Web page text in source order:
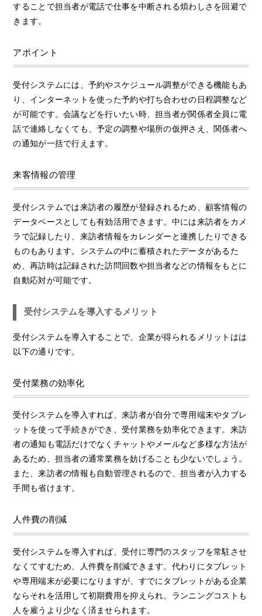
することで担当者が電話で仕事を中断される煩わしさを回避で
きます。
アポイント
受付システムには、予約やスケジュール調整ができる機能もあ
り、インターネットを使った予約や打ち合わせの日程調整など
が可能です。会議などを行いたい時、担当者が関係者全員に電
話で連絡しなくても、予定の調整や場所の仮押さえ、関係者へ
の通知が一括で行えます。
来客情報の管理
受付システムでは来訪者の履歴が登録されるため、顧客情報の
データベースとしても有効活用できます。中には来訪者をカメ
ラで記録したり、来訪者情報をカレンダーと連携したりできる
ものもあります。システムの中に蓄積されたデータがあるた
め、再訪時は記録された訪問回数や担当者などの情報をもとに
自動応対が可能です。
受付システムを導入するメリット
受付システムを導入することで、企業が得られるメリットはは
以下の通りです。
受付業務の効率化
受付システムを導入すれば、来訪者が自分で専用端末やタブレ
ットを使って手続きができ、受付業務を効率化できます。来訪
者の通知も電話だけでなくチャットやメールなど多様な方法が
あるため、担当者の通常業務を妨げることも少ないでしょう。
また、来訪者の情報も自動管理されるので、担当者が入力する
手間も省けます。
人件費の削減
受付システムを導入すれば、受付に専門のスタッフを常駐させ
なくてすむため、人件費を削減できます。代わりにタブレット
や専用端末が必要になりますが、すでにタブレットがある企業
ならそれを活用して初期費用を抑えられ、ランニングコストも
人を雇うより少なく済ませられます。